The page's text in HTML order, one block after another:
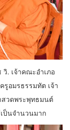
. เจ้าคณะอำเภอ
รูอมรธรรมทัต เจ้า
สวดพระพุทธมนต์
ป็นจำนวนมาก